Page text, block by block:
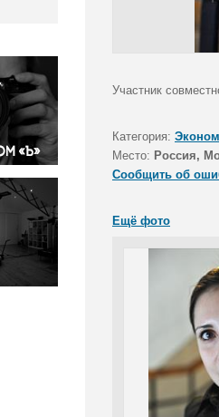
Участник
Категория:
Место: Россия,
Сообщить об
Ещё фото